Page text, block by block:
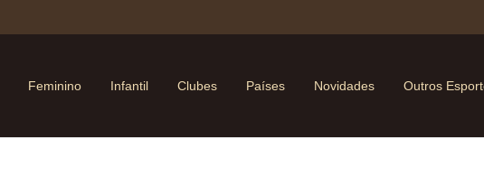
Feminino Infantil Clubes Países Novidades Outros